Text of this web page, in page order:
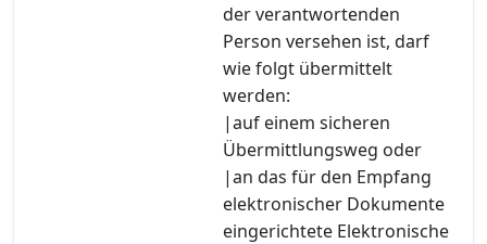
der verantwortenden
Person versehen ist, darf
wie folgt übermittelt
werden:
|auf einem sicheren
Übermittlungsweg oder
|an das für den Empfang
elektronischer Dokumente
eingerichtete Elektronische